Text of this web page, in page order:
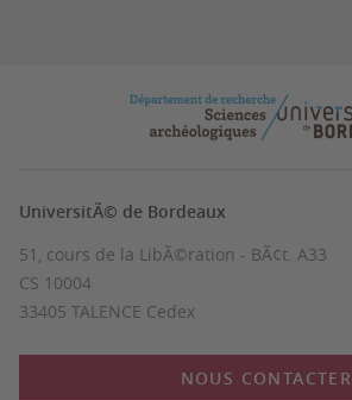
UniversitÃ© de Bordeaux
51, cours de la LibÃ©ration - BÃ¢t. A33
CS 10004
33405 TALENCE Cedex
NOUS CONTACTER